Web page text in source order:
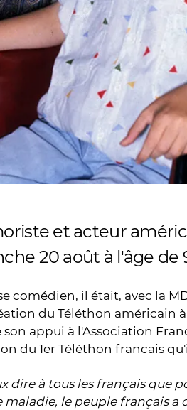
et acteur
20 août à l'âge de
comédien, il était, avec la
du Téléthon américain
appui à l'Association
du 1er Téléthon francais
dire à tous les français que
maladie, le peuple français a